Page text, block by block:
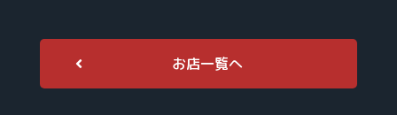
お店一覧へ